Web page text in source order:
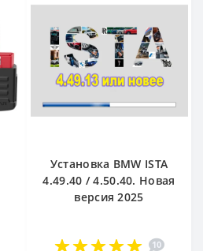
Установка BMW ISTA
4.49.40 / 4.50.40. Новая
версия 2025
10